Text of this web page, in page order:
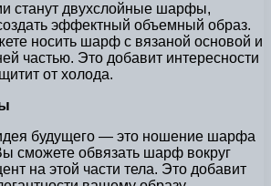
станут двухслойные шарфы,
эффектный объемный образ.
носить шарф с вязаной основой и
частью. Это добавит интересности
от холода.
будущего — это ношение шарфа
сможете обвязать шарф вокруг
на этой части тела. Это добавит